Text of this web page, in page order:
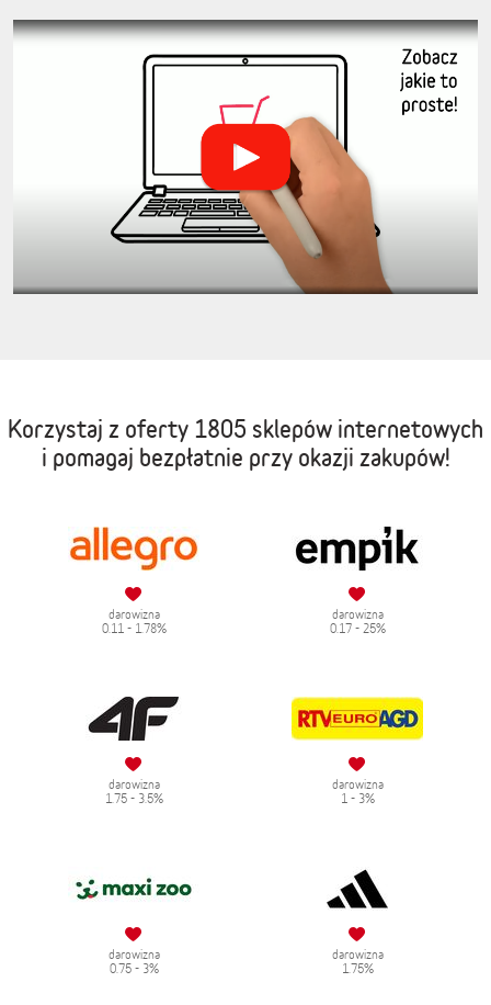
Korzystaj z oferty 1805 sklepów internetowych
i pomagaj bezpłatnie przy okazji zakupów!
darowizna
0.11 - 1.78%
darowizna
0.17 - 25%
darowizna
1.75 - 3.5%
darowizna
1 - 3%
darowizna
0.75 - 3%
darowizna
1.75%